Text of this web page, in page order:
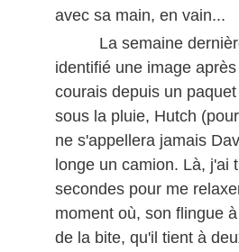
avec sa main, en vain...
La semaine
identifié une image
courais depuis un
sous la pluie, Hutch
ne s'appellera jamais
longe un camion. Là, j'ai
secondes pour me
moment où, son flingue
de la bite, qu'il tient à